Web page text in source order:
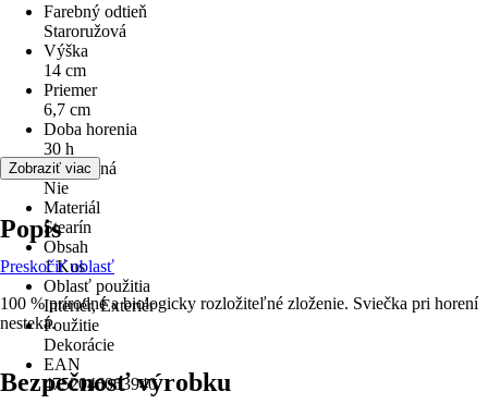
Farebný odtieň
Staroružová
Výška
14 cm
Priemer
6,7 cm
Doba horenia
30 h
prefarbená
Nie
Materiál
Stearín
Obsah
1 Kus
Oblasť použitia
Interiér, Exteriér
Použitie
Dekorácie
EAN
4752046063940
Zobraziť viac
Popis
Preskočiť oblasť
100 % prírodné a biologicky rozložiteľné zloženie. Sviečka pri horení
nesteká.
Bezpečnosť výrobku